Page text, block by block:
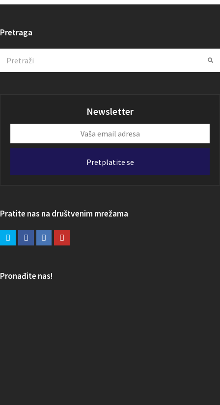
Pretraga
Newsletter
email
Pretplatite se
Pratite nas na društvenim mrežama
Pronađite nas!